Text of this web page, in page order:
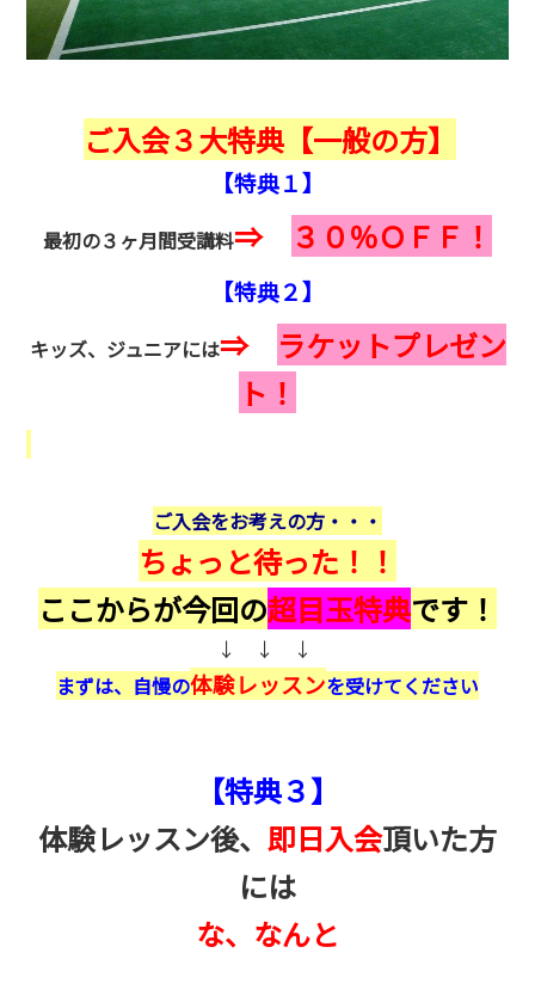
ご入会３大特典【一般の方】
【特典１】
最初の３ヶ月間受講料⇒ ３０％ＯＦＦ！
【特典２】
キッズ、ジュニアには⇒ ラケットプレゼン
ト！
ご入会をお考えの方・・・
ちょっと待った！！
ここからが今回の超目玉特典です！
↓ ↓ ↓
まずは、自慢の体験レッスンを受けてください
【特典３】
体験レッスン後、 即日入会頂いた方
には
な、なんと